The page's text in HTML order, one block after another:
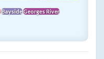
BaysideGeorges River